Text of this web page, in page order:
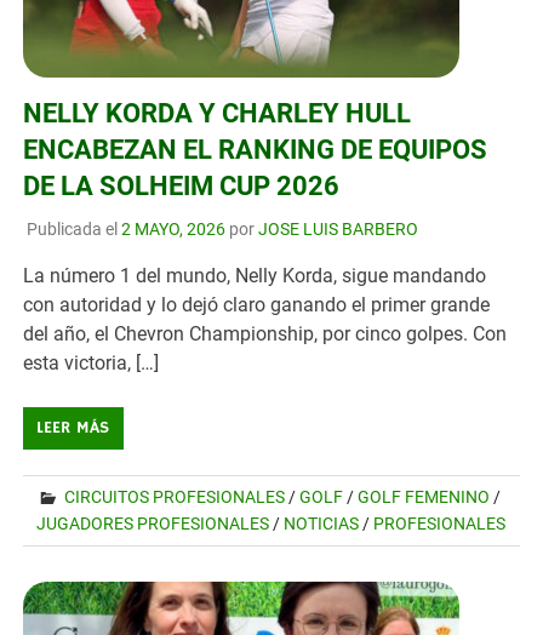
NELLY KORDA Y CHARLEY HULL
ENCABEZAN EL RANKING DE EQUIPOS
DE LA SOLHEIM CUP 2026
Publicada el 2 MAYO, 2026porJOSE LUIS BARBERO
La número 1 del mundo, Nelly Korda, sigue mandando
con autoridad y lo dejó claro ganando el primer grande
del año, el Chevron Championship, por cinco golpes. Con
esta victoria, […]
LEER MÁS
CIRCUITOS PROFESIONALES /GOLF /GOLF FEMENINO /
JUGADORES PROFESIONALES / NOTICIAS / PROFESIONALES